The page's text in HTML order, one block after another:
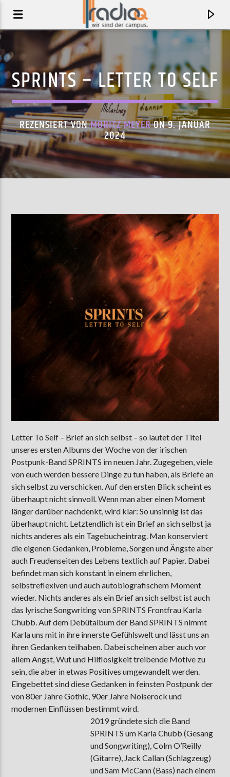
TI STA BENE
AKTUELLE SENDUNG
MOEBIUS
00:00
ZU HÖREN IN 90,9 MHzSteinfurt103,9 MHz
SPRINTS – LETTER TO SELF
REZENSIERT VONMORITZ MEYERON 9. JANUAR
2024
Letter To Self – Brief an sich selbst – so lautet der Titel
unseres ersten Albums der Woche von der irischen
Postpunk-Band SPRINTS im neuen Jahr. Zugegeben, viele
von euch werden bessere Dinge zu tun haben, als Briefe an
sich selbst zu verschicken. Auf den ersten Blick scheint es
überhaupt nicht sinnvoll. Wenn man aber einen Moment
länger darüber nachdenkt, wird klar: So unsinnig ist das
überhaupt nicht. Letztendlich ist ein Brief an sich selbst ja
nichts anderes als ein Tagebucheintrag. Man konserviert
die eigenen Gedanken, Probleme, Sorgen und Ängste aber
auch Freudenseiten des Lebens textlich auf Papier. Dabei
befindet man sich konstant in einem ehrlichen,
selbstreflexiven und auch autobiografischem Moment
wieder. Nichts anderes als ein Brief an sich selbst ist auch
das lyrische Songwriting von SPRINTS Frontfrau Karla
Chubb. Auf dem Debütalbum der Band SPRINTS nimmt
Karla uns mit in ihre innerste Gefühlswelt und lässt uns an
ihren Gedanken teilhaben. Dabei scheinen aber auch vor
allem Angst, Wut und Hilflosigkeit treibende Motive zu
sein, die aber in etwas Positives umgewandelt werden.
Eingebettet sind diese Gedanken in feinsten Postpunk der
von 80er Jahre Gothic, 90er Jahre Noiserock und
modernen Einflüssen bestimmt wird.
2019 gründete sich die Band
SPRINTS um Karla Chubb (Gesang
und Songwriting), Colm O’Reilly
(Gitarre), Jack Callan (Schlagzeug)
und Sam McCann (Bass) nach einem